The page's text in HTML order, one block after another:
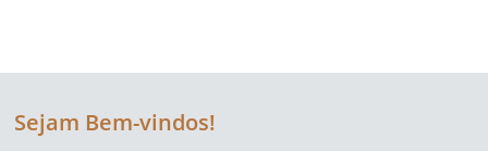
Sejam Bem-vindos!